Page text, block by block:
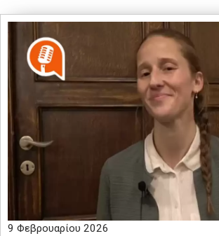
9 Φεβρουαρίου 2026